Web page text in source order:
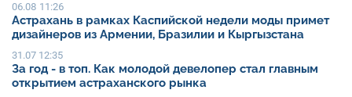
06.08 11:26
Астрахань в рамках Каспийской недели моды примет
дизайнеров из Армении, Бразилии и Кыргызстана
31.07 12:35
За год - в топ. Как молодой девелопер стал главным
открытием астраханского рынка